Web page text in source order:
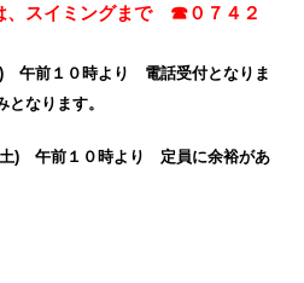
、スイミングまで ☎０７４２
) 午前１０時より 電話受付となりま
なります。
土) 午前１０時より 定員に余裕があ